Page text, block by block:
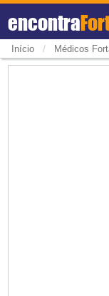
encontra
Início / Médicos